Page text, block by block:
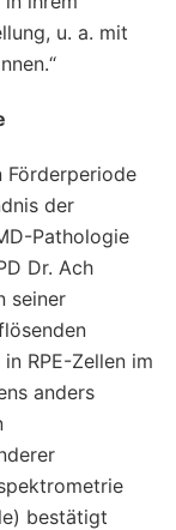
u. a. mit
Förderperiode
der
Pathologie
Dr. Ach
seiner
RPE-Zellen im
anders
bestätigt